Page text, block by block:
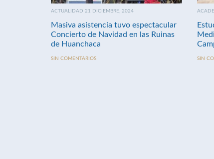
ACTUALIDAD 21 DICIEMBRE, 2024
Masiva asistencia tuvo espectacular
Concierto de Navidad en las Ruinas
de Huanchaca
SIN COMENTARIOS SIN